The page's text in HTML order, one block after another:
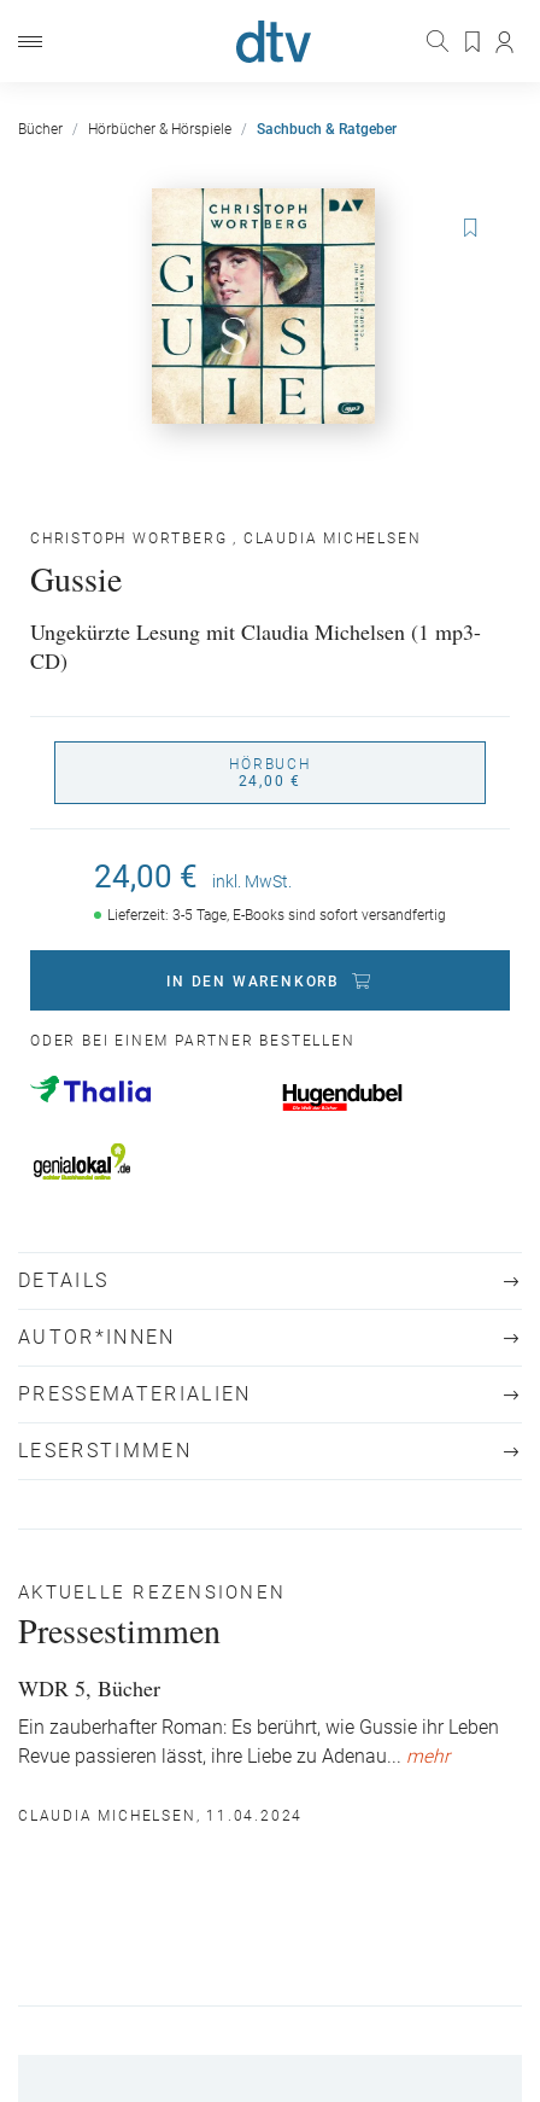
Bücher Hörbücher & Hörspiele Sachbuch & Ratgeber
CHRISTOPH WORTBERG , CLAUDIA MICHELSEN
Gussie
Ungekürzte Lesung mit Claudia Michelsen (1 mp3-
CD)
HÖRBUCH
24,00 €
24,00 € inkl. MwSt.
Lieferzeit: 3-5 Tage, E-Books sind sofort versandfertig
IN DEN WARENKORB
ODER BEI EINEM PARTNER BESTELLEN
DETAILS
AUTOR*INNEN
PRESSEMATERIALIEN
LESERSTIMMEN
AKTUELLE REZENSIONEN
Pressestimmen
WDR 5, Bücher
Ein zauberhafter Roman: Es berührt, wie Gussie ihr Leben
Revue passieren lässt, ihre Liebe zu Adenau... mehr
CLAUDIA MICHELSEN, 11.04.2024